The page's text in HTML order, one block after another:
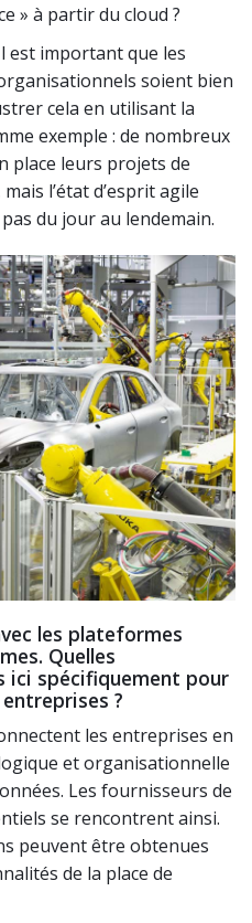
» à partir du cloud ?
est important que les
soient bien
cela en utilisant la
exemple : de nombreux
place leurs projets de
l’état d’esprit agile
du jour au lendemain.
les plateformes
Quelles
ici spécifiquement pour
?
les entreprises en
et organisationnelle
Les fournisseurs de
se rencontrent ainsi.
peuvent être obtenues
de la place de